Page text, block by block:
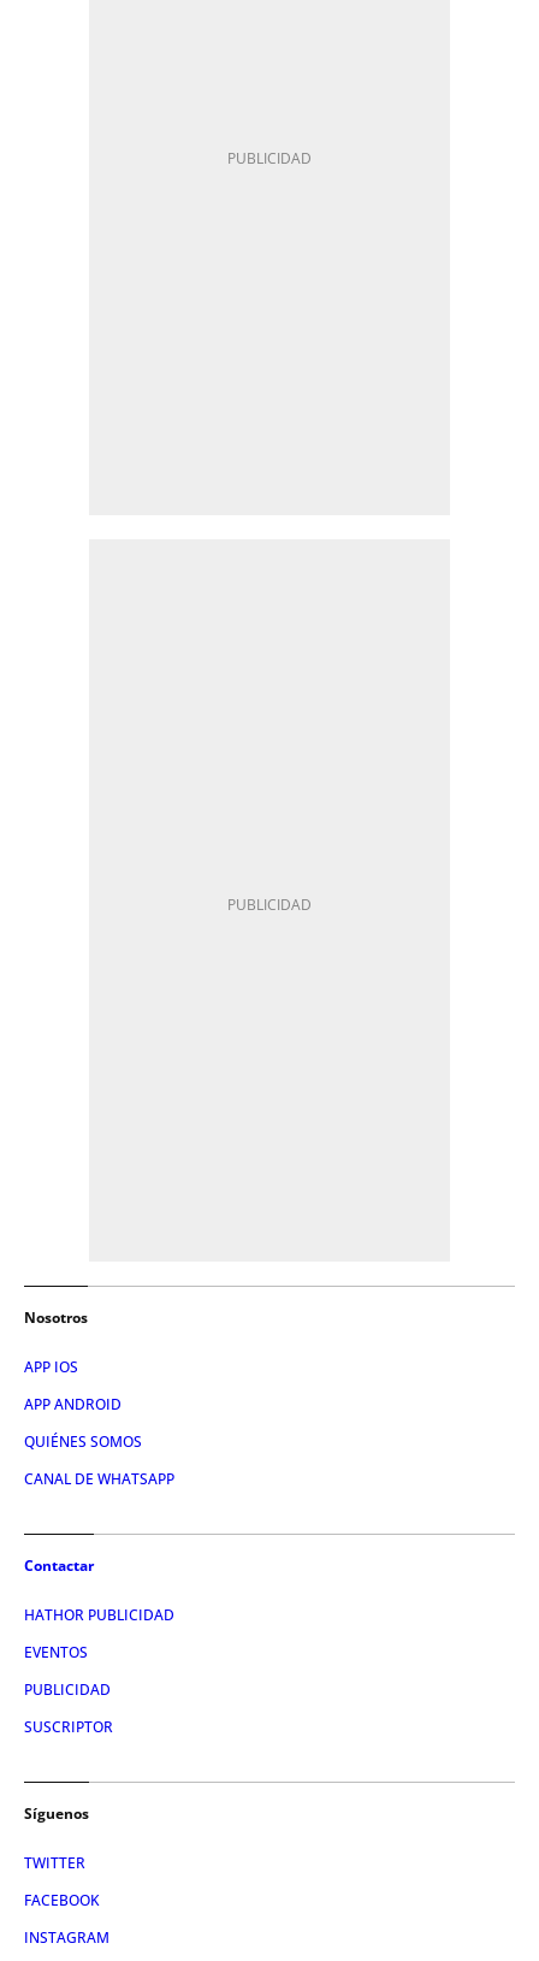
Nosotros
APP IOS
APP ANDROID
QUIÉNES SOMOS
CANAL DE WHATSAPP
Contactar
HATHOR PUBLICIDAD
EVENTOS
PUBLICIDAD
SUSCRIPTOR
Síguenos
TWITTER
FACEBOOK
INSTAGRAM